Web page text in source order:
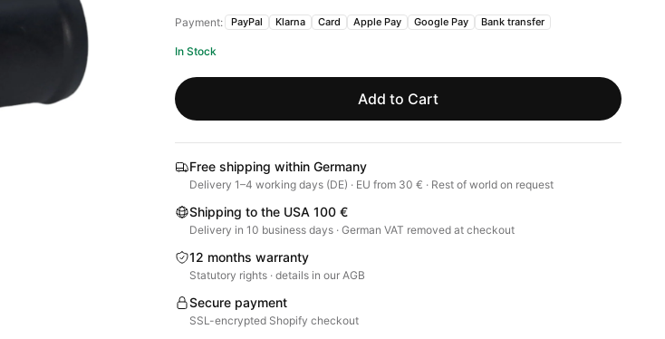
Payment: PayPal Klarna Card Apple Pay Google Pay Bank transfer
In Stock
Add to Cart
Free shipping within Germany
Delivery 1–4 working days (DE) · EU from 30 € · Rest of world on request
Shipping to the USA 100 €
Delivery in 10 business days · German VAT removed at checkout
12 months warranty
Statutory rights · details in our AGB
Secure payment
SSL-encrypted Shopify checkout